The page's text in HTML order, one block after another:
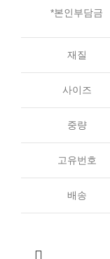
*본인부담금
재질
사이즈
중량
고유번호
배송